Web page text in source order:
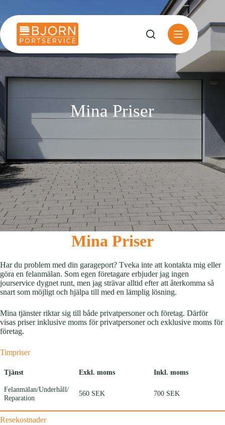
de
inhoud
Mina Priser
Mina Priser
Har du problem med din garageport? Tveka inte att kontakta mig eller
göra en felanmälan. Som egen företagare erbjuder jag ingen
jourservice dygnet runt, men jag strävar alltid efter att återkomma så
snart som möjligt och hjälpa till med en lämplig lösning.
Mina tjänster riktar sig till både privatpersoner och företag. Därför
visas priser inklusive moms för privatpersoner och exklusive moms för
företag.
Timpriser
Tjänst Exkl. moms Inkl. moms
Felanmälan/Underhåll/
Reparation
560 SEK 700 SEK
Resekostnader